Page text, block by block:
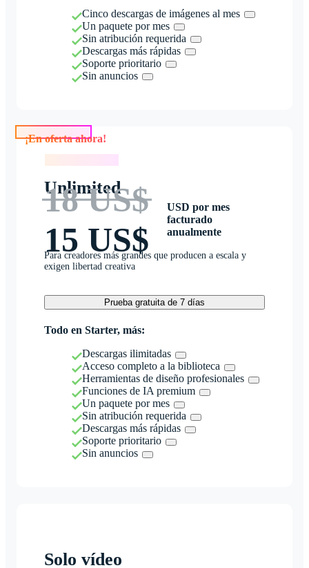
Cinco descargas de imágenes al mes
Un paquete por mes
Sin atribución requerida
Descargas más rápidas
Soporte prioritario
Sin anuncios
Unlimited
18 US$
15 US$
USD por mes
facturado
anualmente
Para creadores más grandes que producen a escala y
exigen libertad creativa
Prueba gratuita de 7 días
Todo en Starter, más:
Descargas ilimitadas
Acceso completo a la biblioteca
Herramientas de diseño profesionales
Funciones de IA premium
Un paquete por mes
Sin atribución requerida
Descargas más rápidas
Soporte prioritario
Sin anuncios
Solo vídeo